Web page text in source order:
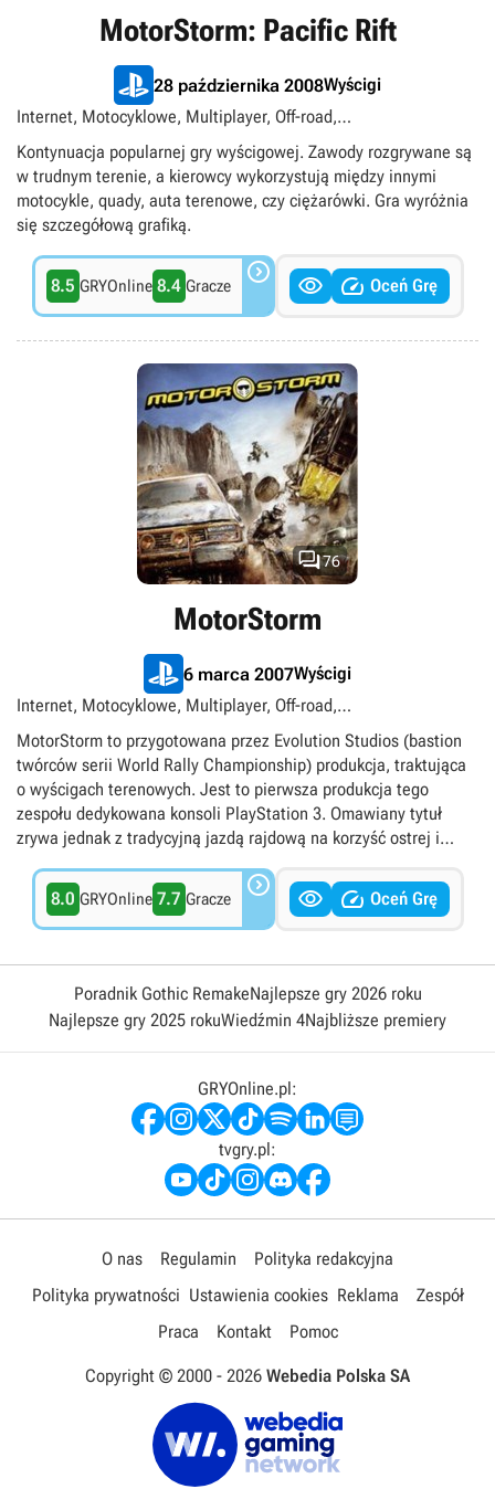
MotorStorm: Pacific Rift
28 października 2008Wyścigi
Internet, Motocyklowe, Multiplayer, Off-road,
Podzielony/wspólny ekran, Quady, Samochodowe, Singleplayer,
Tytuły ekskluzywne PlayStation
Kontynuacja popularnej gry wyścigowej. Zawody rozgrywane są
w trudnym terenie, a kierowcy wykorzystują między innymi
motocykle, quady, auta terenowe, czy ciężarówki. Gra wyróżnia
się szczegółową grafiką.
8.5 GRYOnline 8.4 Gracze    Oceń Grę
76
MotorStorm
6 marca 2007Wyścigi
Internet, Motocyklowe, Multiplayer, Off-road,
Podzielony/wspólny ekran, Quady, Samochodowe, Singleplayer,
Tytuły ekskluzywne PlayStation
MotorStorm to przygotowana przez Evolution Studios (bastion
twórców serii World Rally Championship) produkcja, traktująca
o wyścigach terenowych. Jest to pierwsza produkcja tego
zespołu dedykowana konsoli PlayStation 3. Omawiany tytuł
zrywa jednak z tradycyjną jazdą rajdową na korzyść ostrej i
pojazdów.
8.0 GRYOnline 7.7 Gracze    Oceń Grę
Poradnik Gothic RemakeNajlepsze gry 2026 roku
Najlepsze gry 2025 rokuWiedźmin 4Najbliższe premiery
GRYOnline.pl:
tvgry.pl:
O nas Regulamin
Polityka redakcyjna
Polityka prywatności Ustawienia cookies Reklama
Zespół
Praca
Kontakt Pomoc
Copyright © 2000 - 2026 Webedia Polska SA